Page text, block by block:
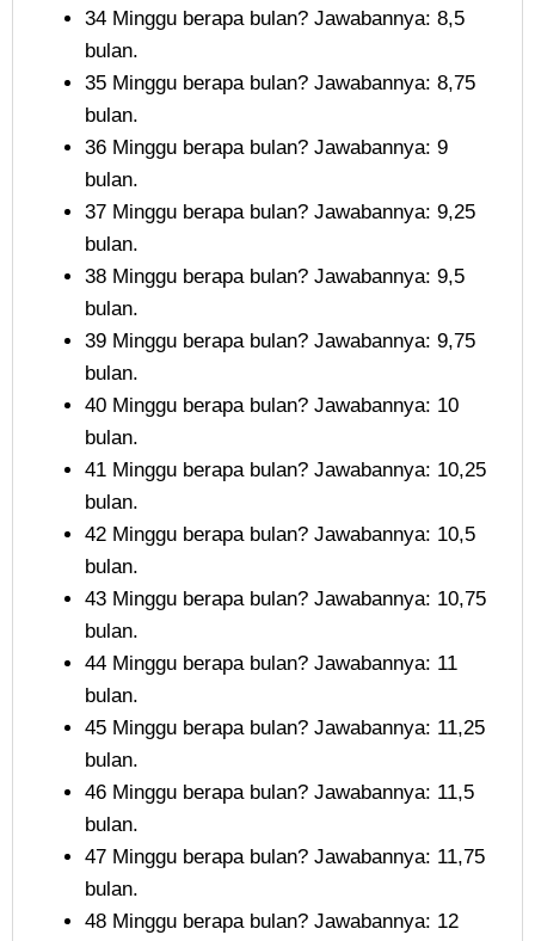
34 Minggu berapa bulan? Jawabannya: 8,5
bulan.
35 Minggu berapa bulan? Jawabannya: 8,75
bulan.
36 Minggu berapa bulan? Jawabannya: 9
bulan.
37 Minggu berapa bulan? Jawabannya: 9,25
bulan.
38 Minggu berapa bulan? Jawabannya: 9,5
bulan.
39 Minggu berapa bulan? Jawabannya: 9,75
bulan.
40 Minggu berapa bulan? Jawabannya: 10
bulan.
41 Minggu berapa bulan? Jawabannya: 10,25
bulan.
42 Minggu berapa bulan? Jawabannya: 10,5
bulan.
43 Minggu berapa bulan? Jawabannya: 10,75
bulan.
44 Minggu berapa bulan? Jawabannya: 11
bulan.
45 Minggu berapa bulan? Jawabannya: 11,25
bulan.
46 Minggu berapa bulan? Jawabannya: 11,5
bulan.
47 Minggu berapa bulan? Jawabannya: 11,75
bulan.
48 Minggu berapa bulan? Jawabannya: 12